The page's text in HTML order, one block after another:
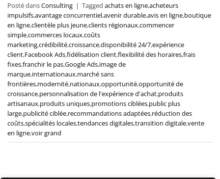
Posté dansConsulting | Tagged achats en ligne,acheteurs
impulsifs,avantage concurrentiel,avenir durable,avis en ligne,boutique
en ligne,clientèle plus jeune,clients régionaux,commencer
simple,commerces locaux,coûts
marketing,crédibilité,croissance,disponibilité 24/7,expérience
client,Facebook Ads,fidélisation client,flexibilité des horaires,frais
fixes,franchir le pas,Google Ads,image de
marque,internationaux,marché sans
frontières,modernité,nationaux,opportunité,opportunité de
croissance,personnalisation de l'expérience d'achat,produits
artisanaux,produits uniques,promotions ciblées,public plus
large,publicité ciblée,recommandations adaptées,réduction des
coûts,spécialités locales,tendances digitales,transition digitale,vente
en ligne,voir grand